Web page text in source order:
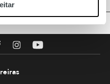
InstagramYoutube